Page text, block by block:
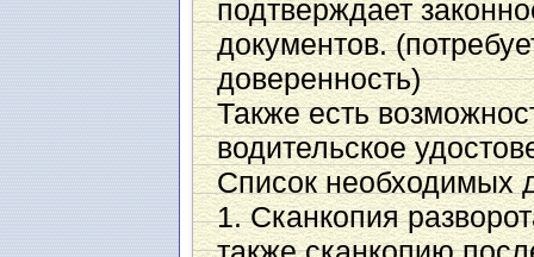
подтверждает
документов.
доверенность)
Также есть
водительское
Список необходимых
1. Сканкопия